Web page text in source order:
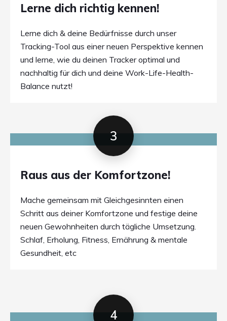
Lerne dich richtig kennen!
Lerne dich & deine Bedürfnisse durch unser
Tracking-Tool aus einer neuen Perspektive kennen
und lerne, wie du deinen Tracker optimal und
nachhaltig für dich und deine Work-Life-Health-
Balance nutzt!
3
Raus aus der Komfortzone!
Mache gemeinsam mit Gleichgesinnten einen
Schritt aus deiner Komfortzone und festige deine
neuen Gewohnheiten durch tägliche Umsetzung.
Schlaf, Erholung, Fitness, Ernährung & mentale
Gesundheit, etc
4